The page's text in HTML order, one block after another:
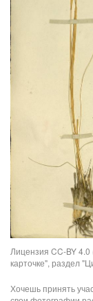
Лицензия CC-BY
карточке", раздел
Хочешь принять